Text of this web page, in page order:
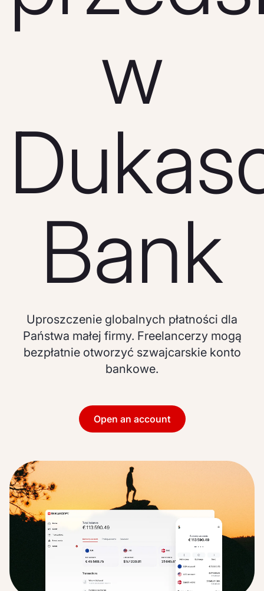
w
Bank
Uproszczenie globalnych płatności dla
Państwa małej firmy. Freelancerzy mogą
bezpłatnie otworzyć szwajcarskie konto
bankowe.
Open an account